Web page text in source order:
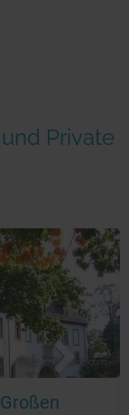
Private
Foto: © booking.com